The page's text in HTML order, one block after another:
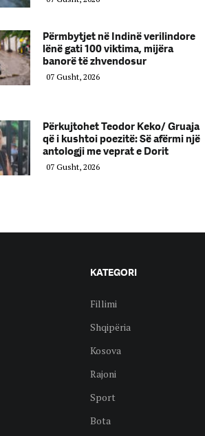
Përmbytjet në Indinë verilindore
lënë gati 100 viktima, mijëra
banorë të zhvendosur
07 Gusht, 2026
Përkujtohet Teodor Keko/ Gruaja
që i kushtoi poezitë: Së afërmi një
antologji me veprat e Dorit
07 Gusht, 2026
KATEGORI
Fillimi
Shqipëria
Kosova
Rajoni
Sport
Bota